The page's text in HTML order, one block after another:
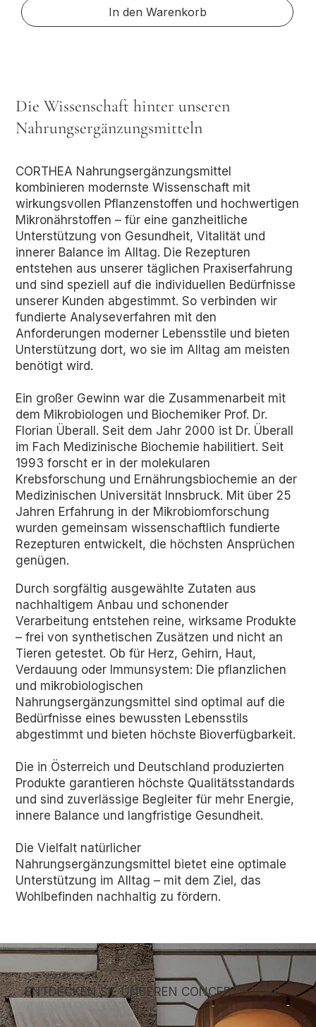
In den Warenkorb
Die Wissenschaft hinter unseren
Nahrungsergänzungsmitteln
CORTHEA Nahrungsergänzungsmittel
kombinieren modernste Wissenschaft mit
wirkungsvollen Pflanzenstoffen und hochwertigen
Mikronährstoffen – für eine ganzheitliche
Unterstützung von Gesundheit, Vitalität und
innerer Balance im Alltag. Die Rezepturen
entstehen aus unserer täglichen Praxiserfahrung
und sind speziell auf die individuellen Bedürfnisse
unserer Kunden abgestimmt. So verbinden wir
fundierte Analyseverfahren mit den
Anforderungen moderner Lebensstile und bieten
Unterstützung dort, wo sie im Alltag am meisten
benötigt wird.
Ein großer Gewinn war die Zusammenarbeit mit
dem Mikrobiologen und Biochemiker Prof. Dr.
Florian Überall. Seit dem Jahr 2000 ist Dr. Überall
im Fach Medizinische Biochemie habilitiert. Seit
1993 forscht er in der molekularen
Krebsforschung und Ernährungsbiochemie an der
Medizinischen Universität Innsbruck. Mit über 25
Jahren Erfahrung in der Mikrobiomforschung
wurden gemeinsam wissenschaftlich fundierte
Rezepturen entwickelt, die höchsten Ansprüchen
genügen.
Durch sorgfältig ausgewählte Zutaten aus
nachhaltigem Anbau und schonender
Verarbeitung entstehen reine, wirksame Produkte
– frei von synthetischen Zusätzen und nicht an
Tieren getestet. Ob für Herz, Gehirn, Haut,
Verdauung oder Immunsystem: Die pflanzlichen
und mikrobiologischen
Nahrungsergänzungsmittel sind optimal auf die
Bedürfnisse eines bewussten Lebensstils
abgestimmt und bieten höchste Bioverfügbarkeit.
Die in Österreich und Deutschland produzierten
Produkte garantieren höchste Qualitätsstandards
und sind zuverlässige Begleiter für mehr Energie,
innere Balance und langfristige Gesundheit.
Die Vielfalt natürlicher
Nahrungsergänzungsmittel bietet eine optimale
Unterstützung im Alltag – mit dem Ziel, das
Wohlbefinden nachhaltig zu fördern.
ENTDECKEN SIE UNSEREN CONCEPT STORE